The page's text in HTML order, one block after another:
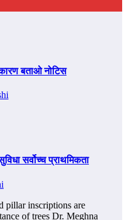
बताओ नोटिस
सर्वोच्च प्राथमिकता